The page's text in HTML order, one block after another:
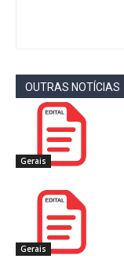
OUTRAS NOTÍCIAS
Gerais
Gerais